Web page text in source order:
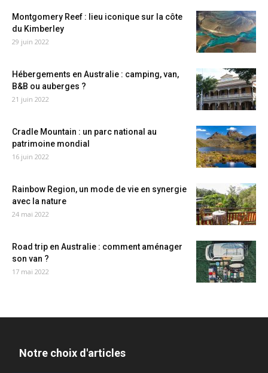
Montgomery Reef : lieu iconique sur la côte
du Kimberley
29 juin 2022
Hébergements en Australie : camping, van,
B&B ou auberges ?
21 juin 2022
Cradle Mountain : un parc national au
patrimoine mondial
16 juin 2022
Rainbow Region, un mode de vie en synergie
avec la nature
24 mai 2022
Road trip en Australie : comment aménager
son van ?
17 mai 2022
Notre choix d'articles